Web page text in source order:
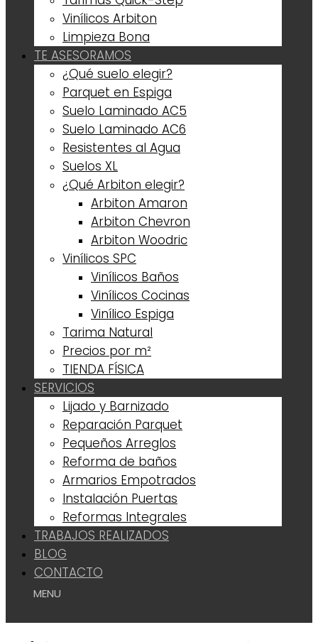
Vinílicos Arbiton
Limpieza Bona
TE ASESORAMOS
¿Qué suelo elegir?
Parquet en Espiga
Suelo Laminado AC5
Suelo Laminado AC6
Resistentes al Agua
Suelos XL
¿Qué Arbiton elegir?
Arbiton Amaron
Arbiton Chevron
Arbiton Woodric
Vinílicos SPC
Vinílicos Baños
Vinílicos Cocinas
Vinílico Espiga
Tarima Natural
Precios por m²
TIENDA FÍSICA
SERVICIOS
Lijado y Barnizado
Reparación Parquet
Pequeños Arreglos
Reforma de baños
Armarios Empotrados
Instalación Puertas
Reformas Integrales
TRABAJOS REALIZADOS
BLOG
CONTACTO